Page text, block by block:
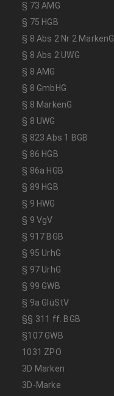
§ 73 AMG
§ 75 HGB
§ 8 Abs 2 Nr 2 MarkenG
§ 8 Abs 2 UWG
§ 8 AMG
§ 8 GmbHG
§ 8 MarkenG
§ 8 UWG
§ 823 Abs 1 BGB
§ 86 HGB
§ 86a HGB
§ 89 HGB
§ 9 HWG
§ 9 VgV
§ 917 BGB
§ 95 UrhG
§ 97 UrhG
§ 99 GWB
§ 9a GlüStV
§§ 311 ff. BGB
§107 GWB
1031 ZPO
3D Marken
3D-Marke